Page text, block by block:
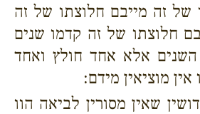
של זה מייבם חלוצתו של זה
חלוצתו של זה קדמו שנים
השנים אלא אחד חולץ ואחד
מוציאין מידם:
שאין מסורין לביאה הוו